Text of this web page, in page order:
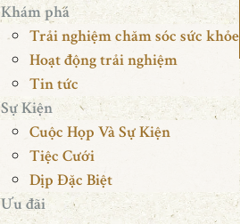
Khám phá
Trải nghiệm chăm sóc sức khỏe
Hoạt động trải nghiệm
Tin tức
Sự Kiện
Cuộc Họp Và Sự Kiện
Tiệc Cưới
Dịp Đặc Biệt
Ưu đãi